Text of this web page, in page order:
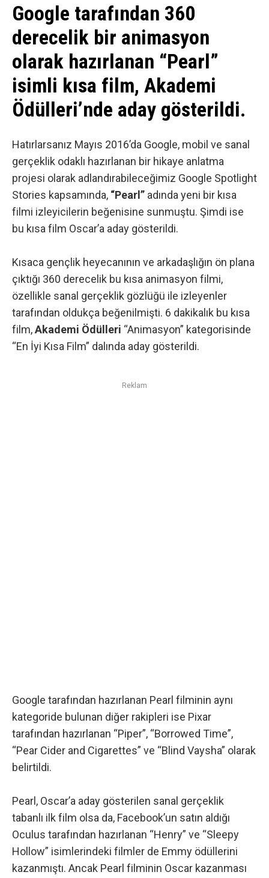
Google tarafından 360
derecelik bir animasyon
olarak hazırlanan “Pearl”
isimli kısa film, Akademi
Ödülleri’nde aday gösterildi.
Hatırlarsanız Mayıs 2016’da Google, mobil ve sanal
gerçeklik odaklı hazırlanan bir hikaye anlatma
projesi olarak adlandırabileceğimiz Google Spotlight
Stories kapsamında, “Pearl” adında yeni bir kısa
filmi izleyicilerin beğenisine sunmuştu. Şimdi ise
bu kısa film Oscar’a aday gösterildi.
Kısaca gençlik heyecanının ve arkadaşlığın ön plana
çıktığı 360 derecelik bu kısa animasyon filmi,
özellikle sanal gerçeklik gözlüğü ile izleyenler
tarafından oldukça beğenilmişti. 6 dakikalık bu kısa
film,Akademi Ödülleri “Animasyon” kategorisinde
“En İyi Kısa Film” dalında aday gösterildi.
Reklam
Google tarafından hazırlanan Pearl filminin aynı
kategoride bulunan diğer rakipleri ise Pixar
tarafından hazırlanan “Piper”, “Borrowed Time”,
“Pear Cider and Cigarettes” ve “Blind Vaysha” olarak
belirtildi.
Pearl, Oscar’a aday gösterilen sanal gerçeklik
tabanlı ilk film olsa da, Facebook’un satın aldığı
Oculus tarafından hazırlanan “Henry” ve “Sleepy
Hollow” isimlerindeki filmler de Emmy ödüllerini
kazanmıştı. Ancak Pearl filminin Oscar kazanması